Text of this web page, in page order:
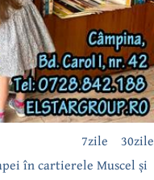
30zile
7zile
în cartierele Muscel și